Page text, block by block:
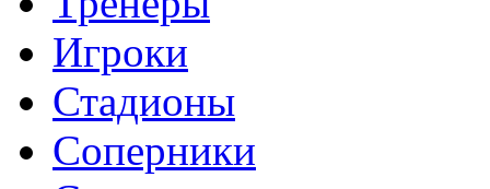
Игроки
Стадионы
Соперники